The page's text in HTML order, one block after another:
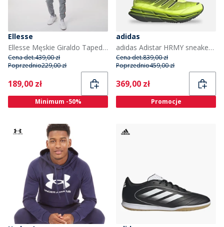
Ellesse
Ellesse Męskie Giraldo Taped Poly Dresy Odcienie szarości
Cena det.439,00 zł
Poprzednio229,00 zł
Current
189,00 zł
Minimum -50%
adidas
adidas Adistar HRMY sneakersy dla niego kolor Hi-Res Yellow/Iron Metallic/Core Black
Cena det.839,00 zł
Poprzednio459,00 zł
Current
369,00 zł
Promocje